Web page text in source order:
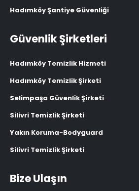
Hadımköy Şantiye Güvenliği
Güvenlik Şirketleri
Hadımköy Temizlik Hizmeti
Hadımköy Temizlik Şirketi
Selimpaşa Güvenlik Şirketi
Silivri Temizlik Şirketi
Yakın Koruma-Bodyguard
Silivri Temizlik Şirketi
Bize Ulaşın